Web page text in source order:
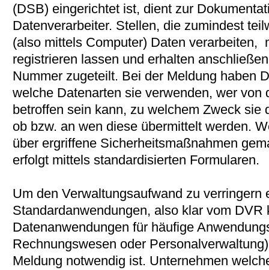
(DSB) eingerichtet ist, dient zur
Datenverarbeiter. Stellen, die zumindest
(also mittels Computer) Daten verarbeiten,
registrieren lassen und erhalten
Nummer zugeteilt. Bei der Meldung haben
welche Datenarten sie verwenden, wer von
betroffen sein kann, zu welchem Zweck sie
ob bzw. an wen diese übermittelt werden.
über ergriffene Sicherheitsmaßnahmen
erfolgt mittels standardisierten Formularen.
Um den Verwaltungsaufwand zu verringern
Standardanwendungen, also klar vom DVR
Datenanwendungen für häufige
Rechnungswesen oder
Meldung notwendig ist. Unternehmen